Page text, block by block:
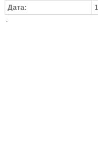
Дата: